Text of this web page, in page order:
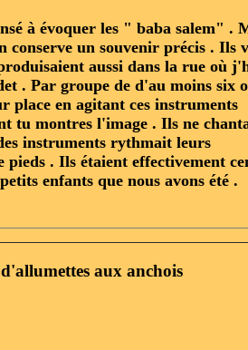
à évoquer les " baba salem" .
un souvenir précis . Ils
aussi dans la rue où
. Par groupe de d'au moins six
place en agitant ces instruments
tu montres l'image . Ils ne
instruments rythmait leurs
pieds . Ils étaient effectivement
enfants que nous avons été .
aux anchois